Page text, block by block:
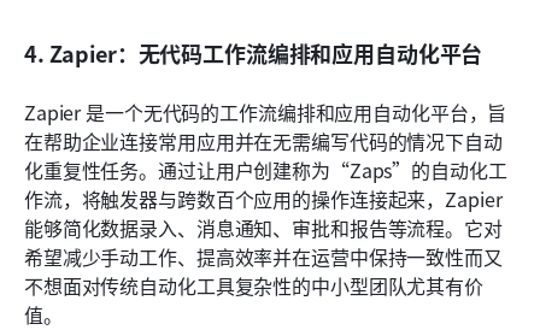
4. Zapier：无代码工作流编排和应用自动化平台
Zapier 是一个无代码的工作流编排和应用自动化平台，旨
在帮助企业连接常用应用并在无需编写代码的情况下自动
化重复性任务。通过让用户创建称为“Zaps”的自动化工
作流，将触发器与跨数百个应用的操作连接起来，Zapier
能够简化数据录入、消息通知、审批和报告等流程。它对
希望减少手动工作、提高效率并在运营中保持一致性而又
不想面对传统自动化工具复杂性的中小型团队尤其有价
值。